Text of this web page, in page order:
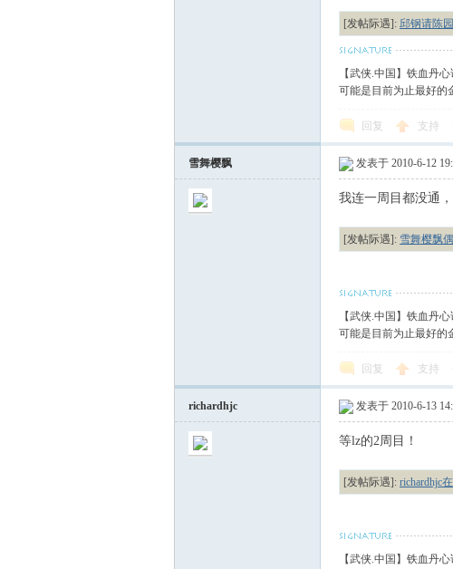
[发帖际遇]: 邱钢请陈
【武侠.中国】铁血丹
可能是目前为止最好的
回复 支持
雪舞樱飘 发表于 2010-6-12
我连一周目都没通
[发帖际遇]: 雪舞樱飘
【武侠.中国】铁血丹
可能是目前为止最好的
回复 支持
richardhjc 发表于 2010-6-13
等lz的2周目！
[发帖际遇]: richardhjc
【武侠.中国】铁血丹